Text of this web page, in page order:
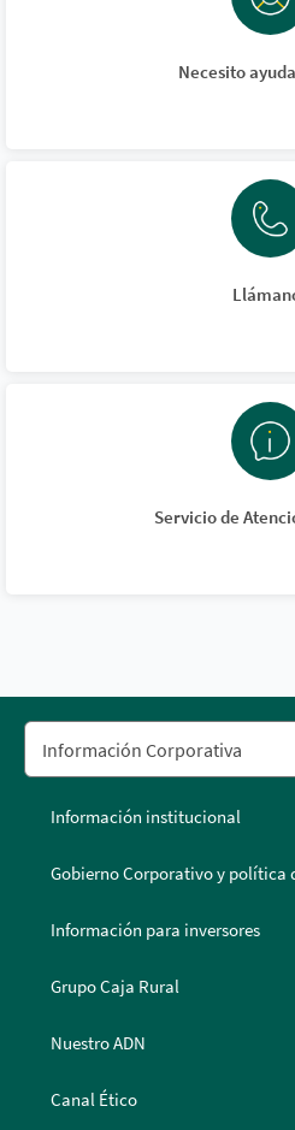
Necesito
Servicio de
Información institucional
Gobierno Corporativo y política
Información para inversores
Grupo Caja Rural
Nuestro ADN
Canal Ético